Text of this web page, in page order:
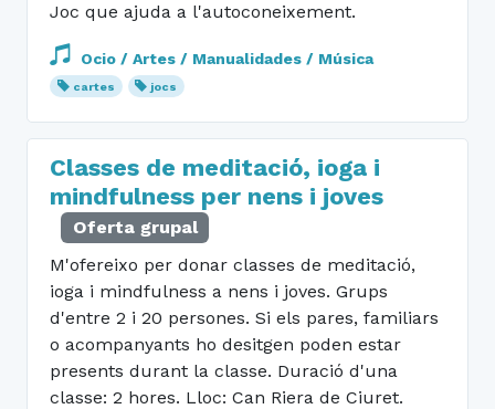
Joc que ajuda a l'autoconeixement.
Ocio / Artes / Manualidades / Música
cartes jocs
Classes de meditació, ioga i
mindfulness per nens i joves
Oferta grupal
M'ofereixo per donar classes de meditació,
ioga i mindfulness a nens i joves. Grups
d'entre 2 i 20 persones. Si els pares, familiars
o acompanyants ho desitgen poden estar
presents durant la classe. Duració d'una
classe: 2 hores. Lloc: Can Riera de Ciuret.